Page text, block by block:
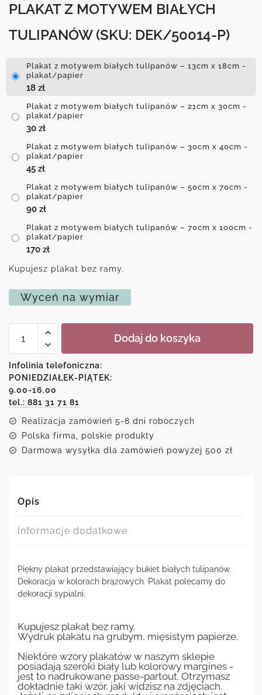
PLAKAT Z MOTYWEM BIAŁYCH
TULIPANÓW (SKU: DEK/50014-P)
Plakat z motywem białych tulipanów – 13cm x 18cm -
plakat/papier
18 zł
Plakat z motywem białych tulipanów – 21cm x 30cm -
plakat/papier
30 zł
Plakat z motywem białych tulipanów – 30cm x 40cm -
plakat/papier
45 zł
Plakat z motywem białych tulipanów – 50cm x 70cm -
plakat/papier
90 zł
Plakat z motywem białych tulipanów – 70cm x 100cm -
plakat/papier
170 zł
Kupujesz plakat bez ramy.
Wyceń na wymiar
Plakat
białych
tulipanów
Dodaj do koszyka
Infolinia telefoniczna:
PONIEDZIAŁEK-PIĄTEK:
9.00-16.00
tel.: 881 31 71 81
Realizacja zamówień 5-8 dni roboczych
Polska firma, polskie produkty
Darmowa wysyłka dla zamówień powyżej 500 zł
Opis
Informacje dodatkowe
Piękny plakat przedstawiający bukiet białych tulipanów.
Dekoracja w kolorach brązowych. Plakat polecamy do
dekoracji sypialni.
Kupujesz plakat bez ramy.
Wydruk plakatu na grubym, mięsistym papierze.
Niektóre wzory plakatów w naszym sklepie
posiadają szeroki biały lub kolorowy margines -
jest to nadrukowane passe-partout. Otrzymasz
dokładnie taki wzór, jaki widzisz na zdjęciach.